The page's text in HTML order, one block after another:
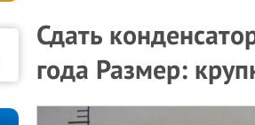
Сдать
года Размер: